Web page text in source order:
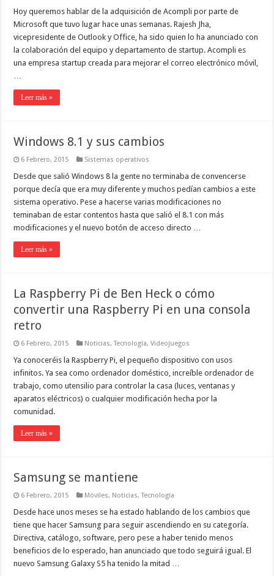
Hoy queremos hablar de la adquisición de Acompli por parte de
Microsoft que tuvo lugar hace unas semanas. Rajesh Jha,
vicepresidente de Outlook y Office, ha sido quien lo ha anunciado con
la colaboración del equipo y departamento de startup. Acompli es
una empresa startup creada para mejorar el correo electrónico móvil,
…
Leer más »
Windows 8.1 y sus cambios
6 Febrero, 2015 Sistemas operativos
Desde que salió Windows 8 la gente no terminaba de convencerse
porque decía que era muy diferente y muchos pedían cambios a este
sistema operativo. Pese a hacerse varias modificaciones no
teminaban de estar contentos hasta que salió el 8.1 con más
modificaciones y el nuevo botón de acceso directo …
Leer más »
La Raspberry Pi de Ben Heck o cómo
convertir una Raspberry Pi en una consola
retro
6 Febrero, 2015 Noticias,Tecnología,Videojuegos
Ya conoceréis la Raspberry Pi, el pequeño dispositivo con usos
infinitos. Ya sea como ordenador doméstico, increíble ordenador de
trabajo, como utensilio para controlar la casa (luces, ventanas y
aparatos eléctricos) o cualquier modificación hecha por la
comunidad.
Leer más »
Samsung se mantiene
6 Febrero, 2015 Móviles, Noticias,Tecnología
Desde hace unos meses se ha estado hablando de los cambios que
tiene que hacer Samsung para seguir ascendiendo en su categoría.
Directiva, catálogo, software, pero pese a haber tenido menos
beneficios de lo esperado, han anunciado que todo seguirá igual. El
nuevo Samsung Galaxy S5 ha tenido la mitad …